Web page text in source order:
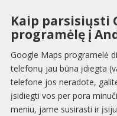
Kaip parsisiųsti
programėlę į
Google Maps programelė
telefonų jau būna įdiegta
telefone jos neradote,
įsidiegti vos per pora
meniu, jame susirasti ir